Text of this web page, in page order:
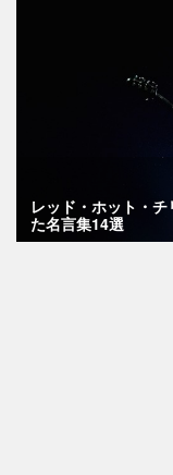
レッド・ホット・
た名言集14選